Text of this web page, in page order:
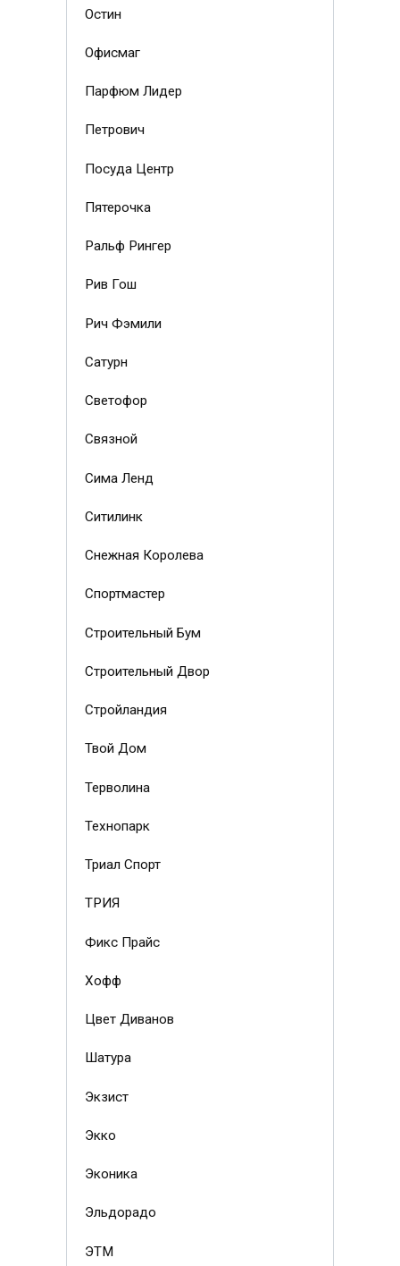
Остин
Офисмаг
Парфюм Лидер
Петрович
Посуда Центр
Пятерочка
Ральф Рингер
Рив Гош
Рич Фэмили
Сатурн
Светофор
Связной
Сима Ленд
Ситилинк
Снежная Королева
Спортмастер
Строительный Бум
Строительный Двор
Стройландия
Твой Дом
Терволина
Технопарк
Триал Спорт
ТРИЯ
Фикс Прайс
Хофф
Цвет Диванов
Шатура
Экзист
Экко
Эконика
Эльдорадо
ЭТМ